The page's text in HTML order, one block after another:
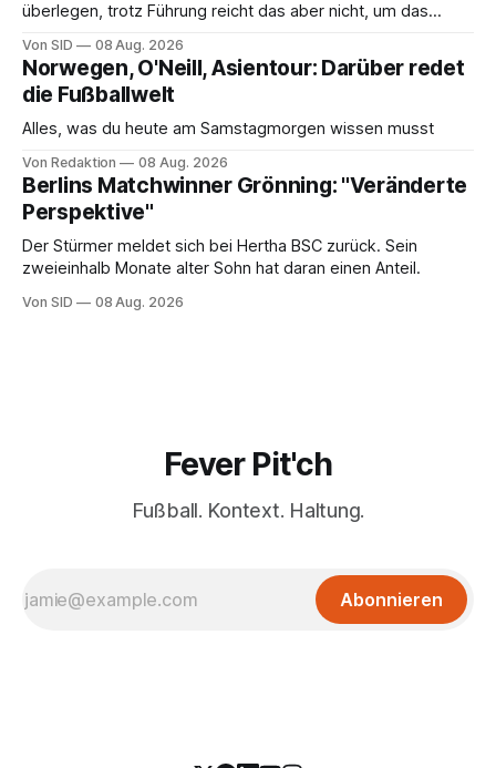
überlegen, trotz Führung reicht das aber nicht, um das
Von SID 08 Aug. 2026
Norwegen, O'Neill, Asientour: Darüber redet
die Fußballwelt
Alles, was du heute am Samstagmorgen wissen musst
Von Redaktion 08 Aug. 2026
Berlins Matchwinner Grönning: "Veränderte
Perspektive"
Der Stürmer meldet sich bei Hertha BSC zurück. Sein
zweieinhalb Monate alter Sohn hat daran einen Anteil.
Von SID 08 Aug. 2026
Fever Pit'ch
Fußball. Kontext. Haltung.
Abonnieren